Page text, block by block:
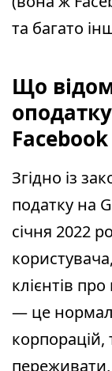
та багато
Що
Facebook
Згідно із
податку на
січня 2022
клієнтів
— це